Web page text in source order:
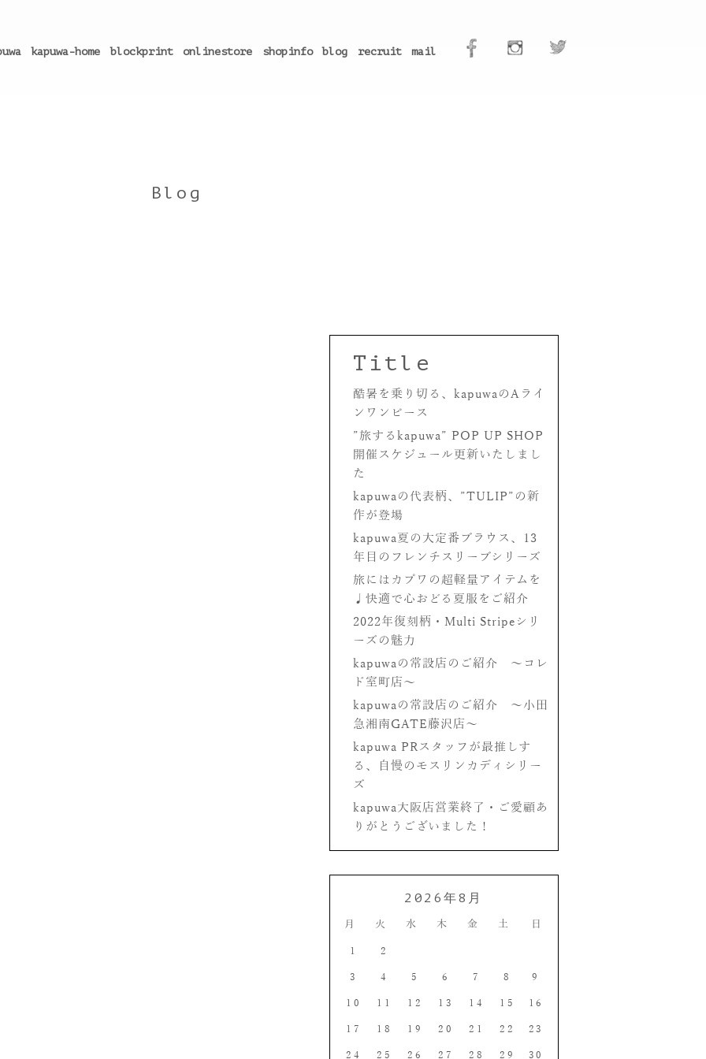
kapuwa-home blockprint onlinestore shopinfo blog recruit mail
Blog
Title
酷暑を乗り切る、kapuwaのAライ
ンワンピース
”旅するkapuwa” POP UP SHOP
開催スケジュール更新いたしまし
た
kapuwaの代表柄、”TULIP”の新
作が登場
kapuwa夏の大定番ブラウス、13
年目のフレンチスリーブシリーズ
旅にはカプワの超軽量アイテムを
♩快適で心おどる夏服をご紹介
2022年復刻柄・Multi Stripeシリ
ーズの魅力
kapuwaの常設店のご紹介 〜コレ
ド室町店〜
kapuwaの常設店のご紹介 〜小田
急湘南GATE藤沢店〜
kapuwa PRスタッフが最推しす
る、自慢のモスリンカディシリー
ズ
kapuwa大阪店営業終了・ご愛顧あ
りがとうございました！
2026年8月
月 火 水 木 金 土 日
1 2
3 4 5 6 7 8 9
10 11 12 13 14 15 16
17 18 19 20 21 22 23
24 25 26 27 28 29 30